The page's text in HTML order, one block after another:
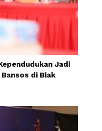
Jadi
di Biak